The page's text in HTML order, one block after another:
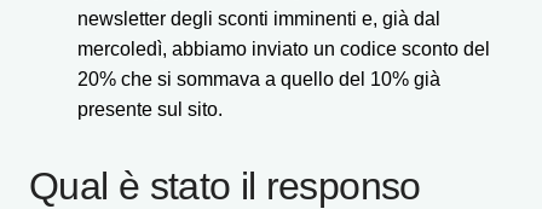
newsletter degli sconti imminenti e, già dal
mercoledì, abbiamo inviato un codice sconto del
20% che si sommava a quello del 10% già
presente sul sito.
Qual è stato il responso